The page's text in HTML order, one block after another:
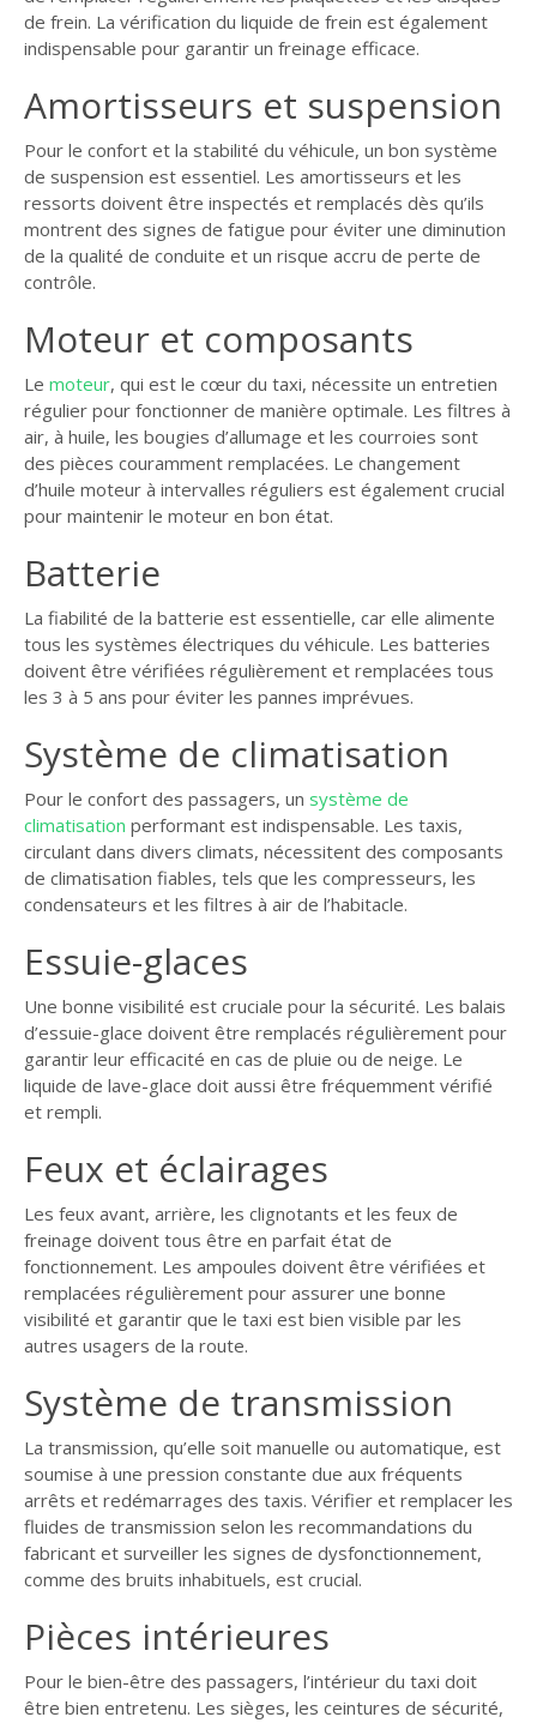
de frein. La vérification du liquide de frein est également
indispensable pour garantir un freinage efficace.
Amortisseurs et suspension
Pour le confort et la stabilité du véhicule, un bon système
de suspension est essentiel. Les amortisseurs et les
ressorts doivent être inspectés et remplacés dès qu’ils
montrent des signes de fatigue pour éviter une diminution
de la qualité de conduite et un risque accru de perte de
contrôle.
Moteur et composants
Le moteur, qui est le cœur du taxi, nécessite un entretien
régulier pour fonctionner de manière optimale. Les filtres à
air, à huile, les bougies d’allumage et les courroies sont
des pièces couramment remplacées. Le changement
d’huile moteur à intervalles réguliers est également crucial
pour maintenir le moteur en bon état.
Batterie
La fiabilité de la batterie est essentielle, car elle alimente
tous les systèmes électriques du véhicule. Les batteries
doivent être vérifiées régulièrement et remplacées tous
les 3 à 5 ans pour éviter les pannes imprévues.
Système de climatisation
Pour le confort des passagers, un système de
climatisation performant est indispensable. Les taxis,
circulant dans divers climats, nécessitent des composants
de climatisation fiables, tels que les compresseurs, les
condensateurs et les filtres à air de l’habitacle.
Essuie-glaces
Une bonne visibilité est cruciale pour la sécurité. Les balais
d’essuie-glace doivent être remplacés régulièrement pour
garantir leur efficacité en cas de pluie ou de neige. Le
liquide de lave-glace doit aussi être fréquemment vérifié
et rempli.
Feux et éclairages
Les feux avant, arrière, les clignotants et les feux de
freinage doivent tous être en parfait état de
fonctionnement. Les ampoules doivent être vérifiées et
remplacées régulièrement pour assurer une bonne
visibilité et garantir que le taxi est bien visible par les
autres usagers de la route.
Système de transmission
La transmission, qu’elle soit manuelle ou automatique, est
soumise à une pression constante due aux fréquents
arrêts et redémarrages des taxis. Vérifier et remplacer les
fluides de transmission selon les recommandations du
fabricant et surveiller les signes de dysfonctionnement,
comme des bruits inhabituels, est crucial.
Pièces intérieures
Pour le bien-être des passagers, l’intérieur du taxi doit
être bien entretenu. Les sièges, les ceintures de sécurité,